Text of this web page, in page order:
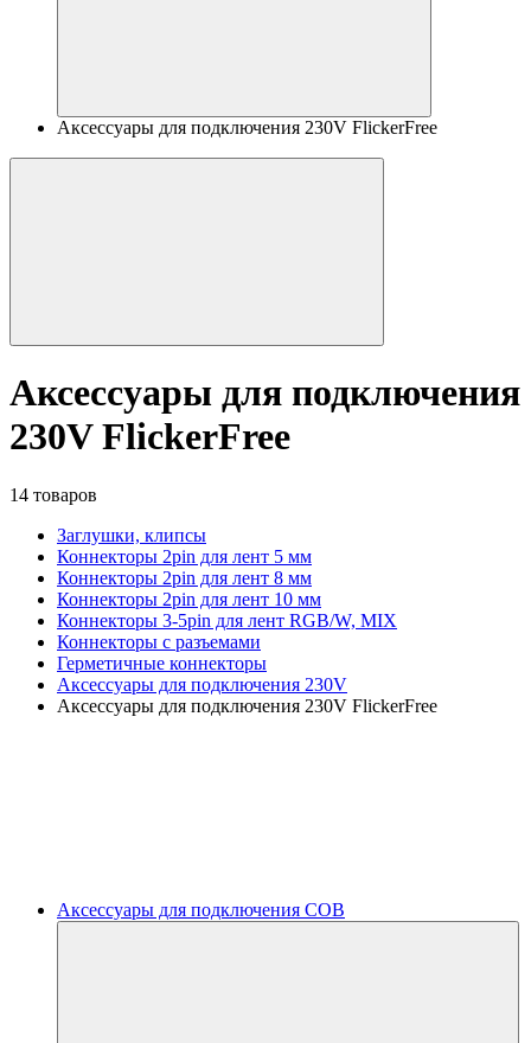
Аксессуары для подключения 230V FlickerFree
Аксессуары для подключения
230V FlickerFree
14 товаров
Заглушки, клипсы
Коннекторы 2pin для лент 5 мм
Коннекторы 2pin для лент 8 мм
Коннекторы 2pin для лент 10 мм
Коннекторы 3-5pin для лент RGB/W, MIX
Коннекторы с разъемами
Герметичные коннекторы
Аксессуары для подключения 230V
Аксессуары для подключения 230V FlickerFree
Аксессуары для подключения COB